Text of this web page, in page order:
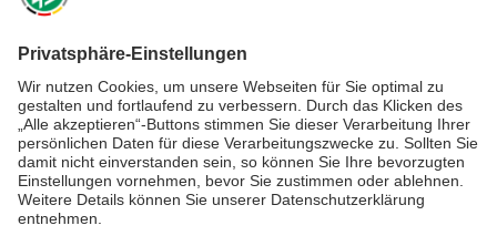
NEWSLETTER ABONNIEREN
Anmelden